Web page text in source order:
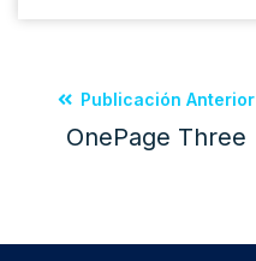
Publicación Anterior
OnePage Three